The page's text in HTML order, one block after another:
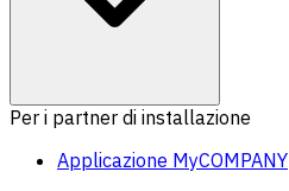
Per i partner di installazione
Applicazione MyCOMPANY